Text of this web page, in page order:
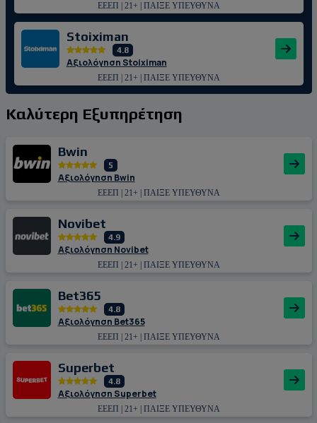
ΕΕΕΠ | 21+ | ΠΑΙΞΕ ΥΠΕΥΘΥΝΑ
Stoiximan
4.8
Αξιολόγηση Stoiximan
ΕΕΕΠ | 21+ | ΠΑΙΞΕ ΥΠΕΥΘΥΝΑ
Καλύτερη Εξυπηρέτηση
Bwin
5
Αξιολόγηση Bwin
ΕΕΕΠ | 21+ | ΠΑΙΞΕ ΥΠΕΥΘΥΝΑ
Novibet
4.9
Αξιολόγηση Novibet
ΕΕΕΠ | 21+ | ΠΑΙΞΕ ΥΠΕΥΘΥΝΑ
Bet365
4.8
Αξιολόγηση Bet365
ΕΕΕΠ | 21+ | ΠΑΙΞΕ ΥΠΕΥΘΥΝΑ
Superbet
4.8
Αξιολόγηση Superbet
ΕΕΕΠ | 21+ | ΠΑΙΞΕ ΥΠΕΥΘΥΝΑ